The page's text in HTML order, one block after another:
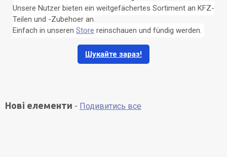
Unsere Nutzer bieten ein weitgefächertes Sortiment an KFZ-
Teilen und -Zubehoer an.
Einfach in unseren Store reinschauen und fündig werden.
Шукайте зараз!
Нові елементи - Подивитись все